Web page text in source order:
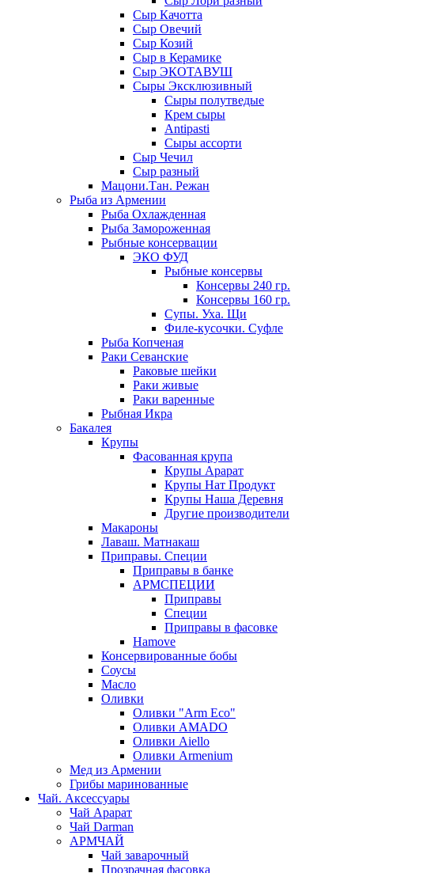
Сыр Качотта
Сыр Овечий
Сыр Козий
Сыр в Керамике
Сыр ЭКОТАВУШ
Сыры Эксклюзивный
Сыры полутведые
Крем сыры
Antipasti
Сыры ассорти
Сыр Чечил
Сыр разный
Мацони.Тан. Режан
Рыба из Армении
Рыба Охлажденная
Рыба Замороженная
Рыбные консервации
ЭКО ФУД
Рыбные консервы
Консервы 240 гр.
Консервы 160 гр.
Супы. Уха. Щи
Филе-кусочки. Суфле
Рыба Копченая
Раки Севанские
Раковые шейки
Раки живые
Раки варенные
Рыбная Икра
Бакалея
Крупы
Фасованная крупа
Крупы Арарат
Крупы Нат Продукт
Крупы Наша Деревня
Другие производители
Макароны
Лаваш. Матнакаш
Приправы. Специи
Приправы в банке
АРМСПЕЦИИ
Приправы
Специи
Приправы в фасовке
Hamove
Консервированные бобы
Соусы
Масло
Оливки
Оливки "Arm Eco"
Оливки AMADO
Оливки Aiello
Оливки Armenium
Мед из Армении
Грибы маринованные
Чай. Аксессуары
Чай Арарат
Чай Darman
АРМЧАЙ
Чай заварочный
Прозрачная фасовка